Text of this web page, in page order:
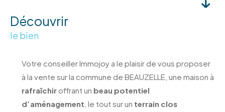
découvrir
le bien
Votre conseiller Immojoy a le plaisir de vous proposer
à la vente sur la commune de BEAUZELLE, une maison à
rafraîchiroffrant un beau potentiel
d’aménagement , le tout sur un terrain clos